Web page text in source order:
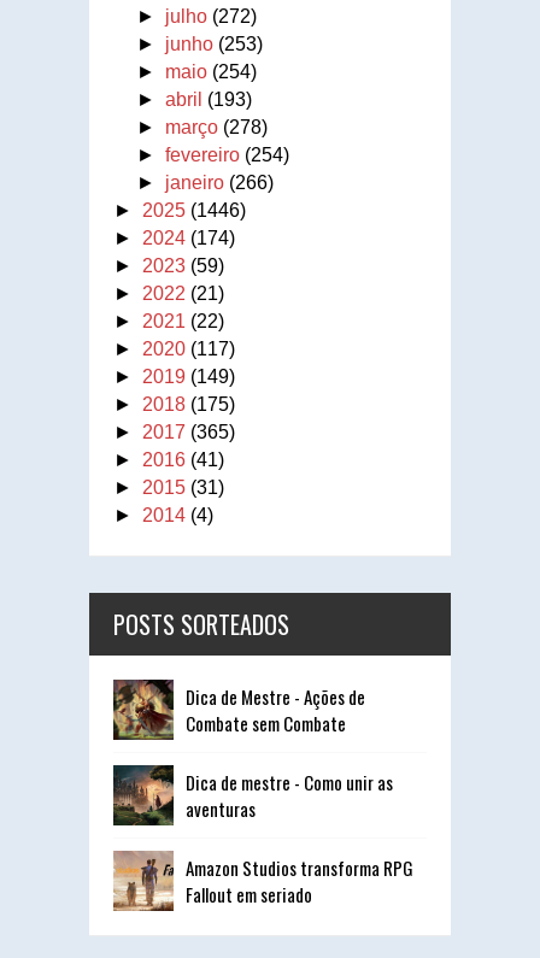
► julho (272)
► junho (253)
► maio (254)
►abril (193)
► março (278)
►fevereiro (254)
► janeiro (266)
► 2025 (1446)
► 2024 (174)
► 2023 (59)
► 2022 (21)
► 2021 (22)
► 2020 (117)
► 2019 (149)
► 2018 (175)
► 2017 (365)
► 2016 (41)
► 2015 (31)
► 2014 (4)
POSTS SORTEADOS
Dica de Mestre - Ações de
Combate sem Combate
Dica de mestre - Como unir as
aventuras
Amazon Studios transforma RPG
Fallout em seriado